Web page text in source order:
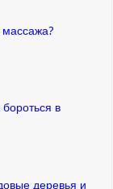
массажа?
в
деревья и